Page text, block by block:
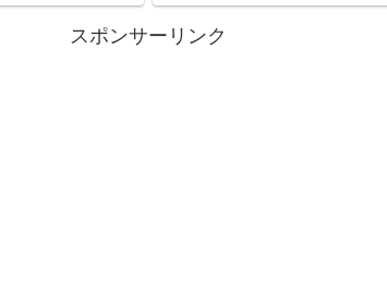
スポンサーリンク